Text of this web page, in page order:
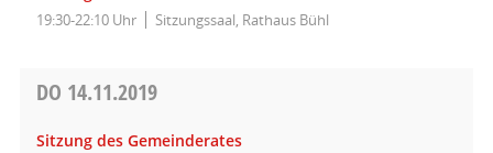
19:30-22:10 Uhr Sitzungssaal, Rathaus Bühl
DO 14.11.2019
Sitzung des Gemeinderates